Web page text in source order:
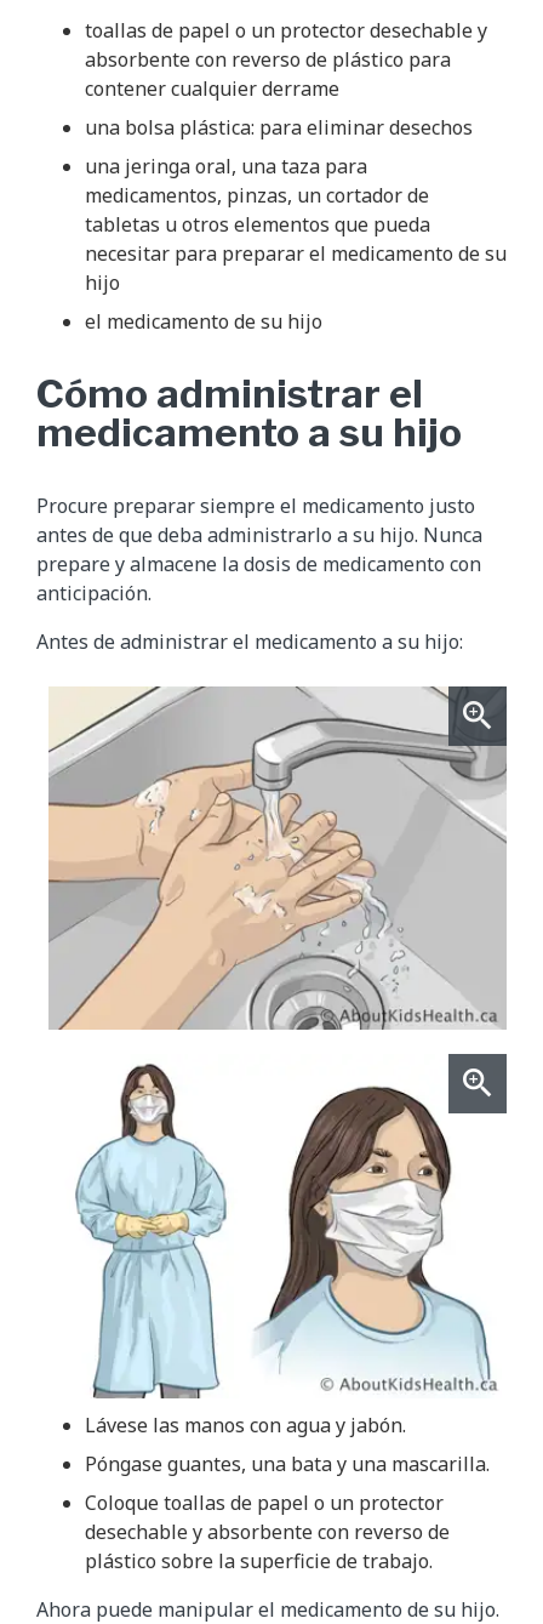
toallas de papel o un protector desechable y
absorbente con reverso de plástico para
contener cualquier derrame
una bolsa plástica: para eliminar desechos
una jeringa oral, una taza para
medicamentos, pinzas, un cortador de
tabletas u otros elementos que pueda
necesitar para preparar el medicamento de su
hijo
el medicamento de su hijo
Cómo administrar el
medicamento a su hijo
Procure preparar siempre el medicamento justo
antes de que deba administrarlo a su hijo. Nunca
prepare y almacene la dosis de medicamento con
anticipación.
Antes de administrar el medicamento a su hijo:
Lávese las manos con agua y jabón.
Póngase guantes, una bata y una mascarilla.
Coloque toallas de papel o un protector
desechable y absorbente con reverso de
plástico sobre la superficie de trabajo.
Ahora puede manipular el medicamento de su hijo.